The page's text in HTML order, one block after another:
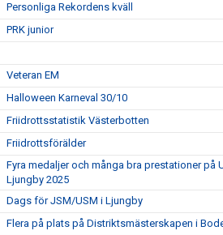
Personliga Rekordens kväll
PRK junior
Veteran EM
Halloween Karneval 30/10
Friidrottsstatistik Västerbotten
Friidrottsförälder
Fyra medaljer och många bra prestationer på
Ljungby 2025
Dags för JSM/USM i Ljungby
Flera på plats på Distriktsmästerskapen i